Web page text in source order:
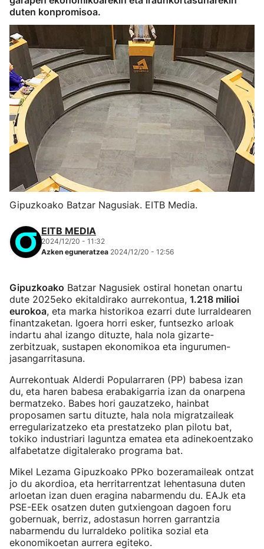
duten konpromisoa.
Gipuzkoako Batzar Nagusiak. EITB Media.
EITB MEDIA
2024/12/20 - 11:32
Azken eguneratzea 2024/12/20 - 12:56
Gipuzkoako Batzar Nagusiek ostiral honetan onartu
dute 2025eko ekitaldirako aurrekontua, 1.218 milioi
eurokoa, eta marka historikoa ezarri dute lurraldearen
finantzaketan. Igoera horri esker, funtsezko arloak
indartu ahal izango dituzte, hala nola gizarte-
zerbitzuak, sustapen ekonomikoa eta ingurumen-
jasangarritasuna.
Aurrekontuak Alderdi Popularraren (PP) babesa izan
du, eta haren babesa erabakigarria izan da onarpena
bermatzeko. Babes hori gauzatzeko, hainbat
proposamen sartu dituzte, hala nola migratzaileak
erregularizatzeko eta prestatzeko plan pilotu bat,
tokiko industriari laguntza ematea eta adinekoentzako
alfabetatze digitalerako programa bat.
Mikel Lezama Gipuzkoako PPko bozeramaileak ontzat
jo du akordioa, eta herritarrentzat lehentasuna duten
arloetan izan duen eragina nabarmendu du. EAJk eta
PSE-EEk osatzen duten gutxiengoan dagoen foru
gobernuak, berriz, adostasun horren garrantzia
nabarmendu du lurraldeko politika sozial eta
ekonomikoetan aurrera egiteko.